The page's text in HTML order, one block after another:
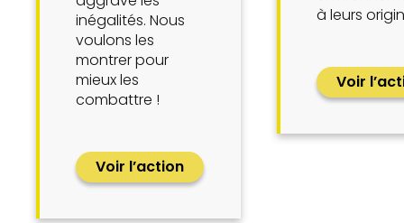
inégalités. Nous
voulons les
montrer pour
mieux les
combattre !
Voir l’action
à leurs
Voir